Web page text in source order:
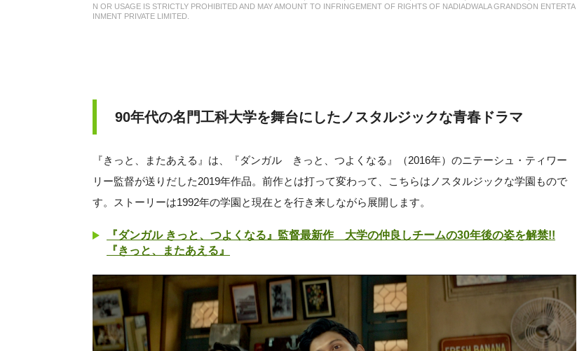
N OR USAGE IS STRICTLY PROHIBITED AND MAY AMOUNT TO INFRINGEMENT OF RIGHTS OF NADIADWALA GRANDSON ENTERTA
INMENT PRIVATE LIMITED.
90年代の名門工科大学を舞台にしたノスタルジックな青春ドラマ
『きっと、またあえる』は、『ダンガル きっと、つよくなる』（2016年）のニテーシュ・ティワー
リー監督が送りだした2019年作品。前作とは打って変わって、こちらはノスタルジックな学園もので
す。ストーリーは1992年の学園と現在とを行き来しながら展開します。
『ダンガル きっと、つよくなる』監督最新作 大学の仲良しチームの30年後の姿を解禁!!
『きっと、またあえる』